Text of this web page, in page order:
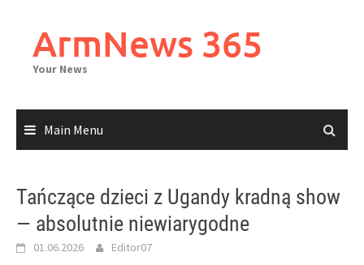
contentArmNews 365
Your News
Main Menu
Tańczące dzieci z Ugandy kradną show
— absolutnie niewiarygodne
01.06.2026 Editor07